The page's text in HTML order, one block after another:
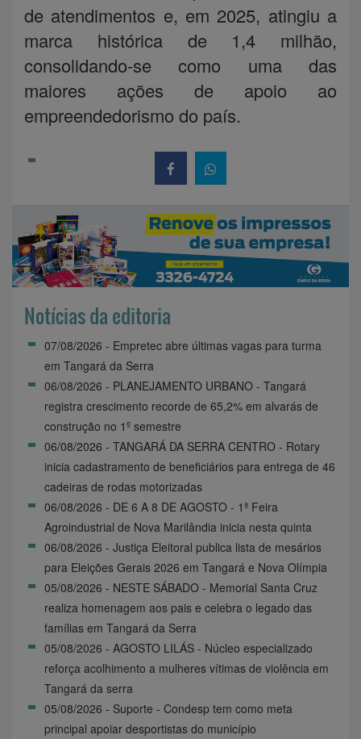
de atendimentos e, em 2025, atingiu a
marca histórica de 1,4 milhão,
consolidando-se como uma das
maiores ações de apoio ao
empreendedorismo do país.
Notícias da editoria
07/08/2026 - Empretec abre últimas vagas para turma
em Tangará da Serra
06/08/2026 - PLANEJAMENTO URBANO - Tangará
registra crescimento recorde de 65,2% em alvarás de
construção no 1º semestre
06/08/2026 - TANGARÁ DA SERRA CENTRO - Rotary
inicia cadastramento de beneficiários para entrega de 46
cadeiras de rodas motorizadas
06/08/2026 - DE 6 A 8 DE AGOSTO - 1ª Feira
Agroindustrial de Nova Marilândia inicia nesta quinta
06/08/2026 - Justiça Eleitoral publica lista de mesários
para Eleições Gerais 2026 em Tangará e Nova Olímpia
05/08/2026 - NESTE SÁBADO - Memorial Santa Cruz
realiza homenagem aos pais e celebra o legado das
famílias em Tangará da Serra
05/08/2026 - AGOSTO LILÁS - Núcleo especializado
reforça acolhimento a mulheres vítimas de violência em
Tangará da serra
05/08/2026 - Suporte - Condesp tem como meta
principal apoiar desportistas do município